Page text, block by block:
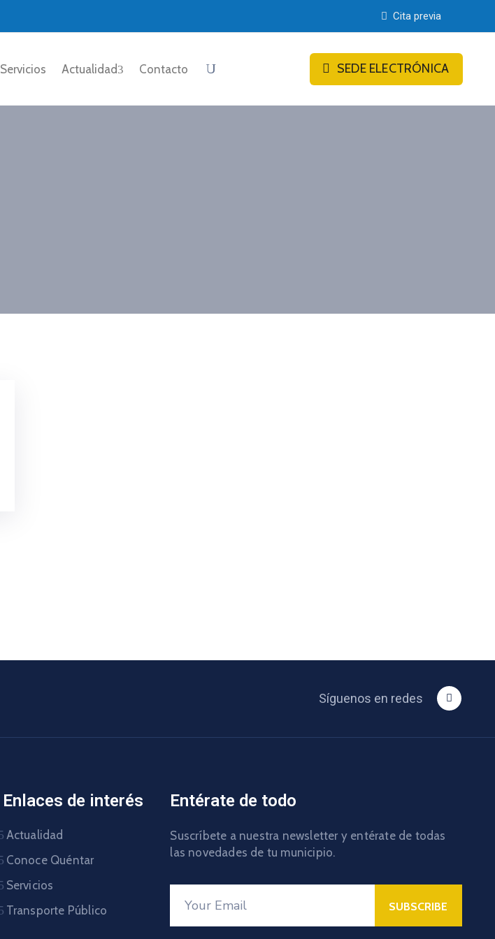
Cita previa
Servicios Actualidad Contacto SEDE ELECTRÓNICA
Síguenos en redes
Enlaces de interés
Actualidad
Conoce Quéntar
Servicios
Transporte Público
Entérate de todo
Suscríbete a nuestra newsletter y entérate de todas
las novedades de tu municipio.